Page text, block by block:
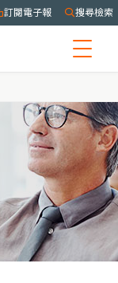
訂閱電子報 搜尋檢索